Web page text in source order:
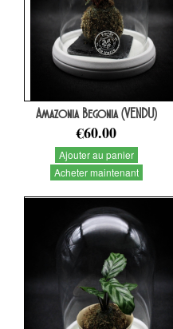
Amazonia Begonia (VENDU)
€60.00
Ajouter au panier
Acheter maintenant